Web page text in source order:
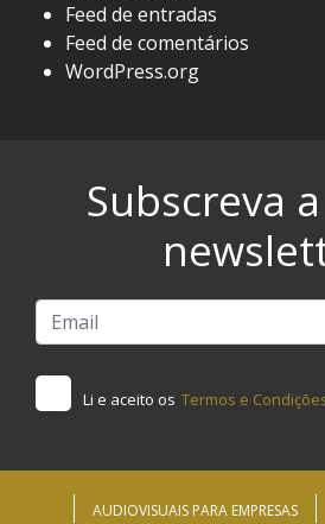
Feed de entradas
Feed de comentários
WordPress.org
Subscreva
Li e aceito os Termos e
AUDIOVISUAIS PARA EMPRESAS